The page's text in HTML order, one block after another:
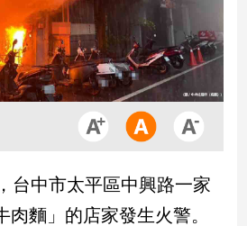
台中市太平區中興路一家
肉麵」的店家發生火警。